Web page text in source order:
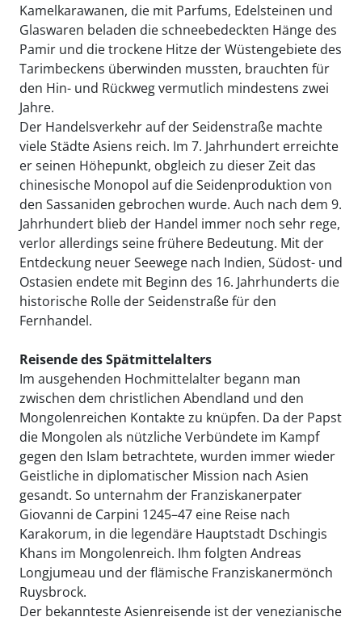
Kamelkarawanen, die mit Parfums, Edelsteinen und
Glaswaren beladen die schneebedeckten Hänge des
Pamir und die trockene Hitze der Wüstengebiete des
Tarimbeckens überwinden mussten, brauchten für
den Hin- und Rückweg vermutlich mindestens zwei
Jahre.
Der Handelsverkehr auf der Seidenstraße machte
viele Städte Asiens reich. Im 7. Jahrhundert erreichte
er seinen Höhepunkt, obgleich zu dieser Zeit das
chinesische Monopol auf die Seidenproduktion von
den Sassaniden gebrochen wurde. Auch nach dem 9.
Jahrhundert blieb der Handel immer noch sehr rege,
verlor allerdings seine frühere Bedeutung. Mit der
Entdeckung neuer Seewege nach Indien, Südost- und
Ostasien endete mit Beginn des 16. Jahrhunderts die
historische Rolle der Seidenstraße für den
Fernhandel.
Reisende des Spätmittelalters
Im ausgehenden Hochmittelalter begann man
zwischen dem christlichen Abendland und den
Mongolenreichen Kontakte zu knüpfen. Da der Papst
die Mongolen als nützliche Verbündete im Kampf
gegen den Islam betrachtete, wurden immer wieder
Geistliche in diplomatischer Mission nach Asien
gesandt. So unternahm der Franziskanerpater
Giovanni de Carpini 1245–47 eine Reise nach
Karakorum, in die legendäre Hauptstadt Dschingis
Khans im Mongolenreich. Ihm folgten Andreas
Longjumeau und der flämische Franziskanermönch
Ruysbrock.
Der bekannteste Asienreisende ist der venezianische